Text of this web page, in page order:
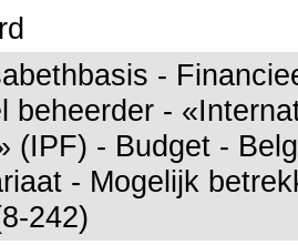
-
beheerder -
(IPF) - Budget -
- Mogelijk
242)